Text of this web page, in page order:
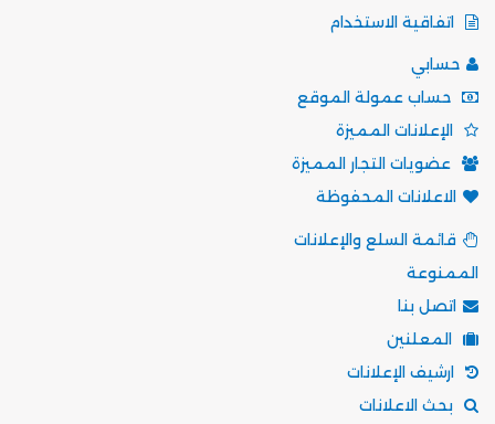
اتفاقية الاستخدام
حسابي
حساب عمولة الموقع
الإعلانات المميزة
عضويات التجار المميزة
الاعلانات المحفوظة
قائمة السلع والإعلانات
الممنوعة
اتصل بنا
المعلنين
ارشيف الإعلانات
بحث الاعلانات